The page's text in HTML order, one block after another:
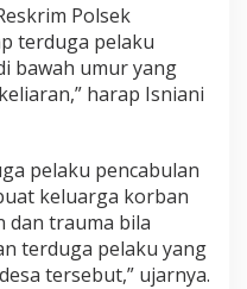
Polsek
terduga pelaku
bawah umur yang
harap Isniani
pelaku pencabulan
keluarga korban
dan trauma bila
terduga pelaku yang
tersebut,” ujarnya.